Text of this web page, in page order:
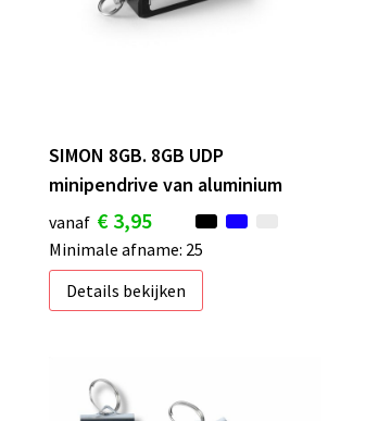
SIMON 8GB. 8GB UDP
minipendrive van aluminium
vanaf € 3,95
Minimale afname: 25
Details bekijken